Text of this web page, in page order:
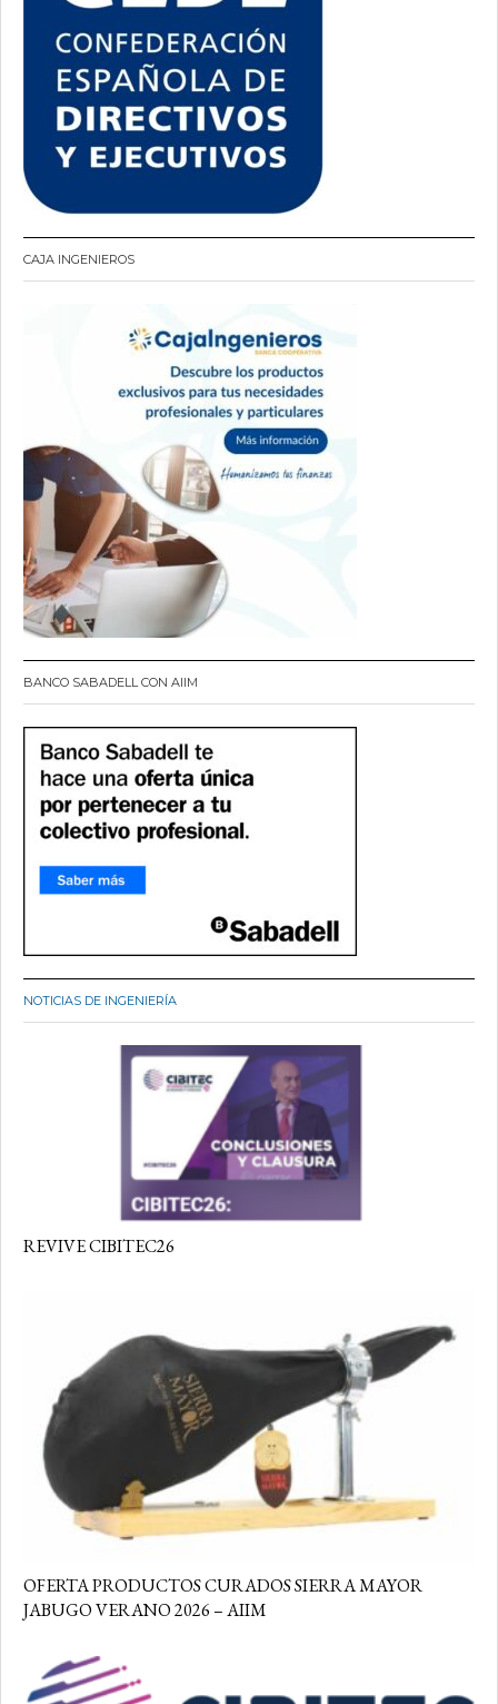
CAJA INGENIEROS
BANCO SABADELL CON AIIM
NOTICIAS DE INGENIERÍA
REVIVE CIBITEC26
OFERTA PRODUCTOS CURADOS SIERRA MAYOR
JABUGO VERANO 2026 – AIIM